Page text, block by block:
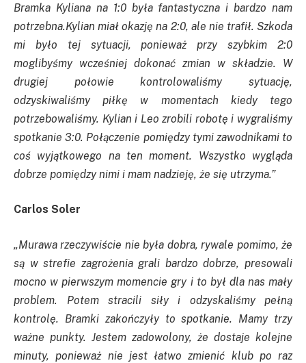
Bramka Kyliana na 1:0 była fantastyczna i bardzo nam
potrzebna.Kylian miał okazję na 2:0, ale nie trafił. Szkoda
mi było tej sytuacji, ponieważ przy szybkim 2:0
moglibyśmy wcześniej dokonać zmian w składzie. W
drugiej połowie kontrolowaliśmy sytuację,
odzyskiwaliśmy piłkę w momentach kiedy tego
potrzebowaliśmy. Kylian i Leo zrobili robotę i wygraliśmy
spotkanie 3:0. Połączenie pomiędzy tymi zawodnikami to
coś wyjątkowego na ten moment. Wszystko wygląda
dobrze pomiędzy nimi i mam nadzieję, że się utrzyma.”
Carlos Soler
„Murawa rzeczywiście nie była dobra, rywale pomimo, że
są w strefie zagrożenia grali bardzo dobrze, presowali
mocno w pierwszym momencie gry i to był dla nas mały
problem. Potem stracili siły i odzyskaliśmy pełną
kontrolę. Bramki zakończyły to spotkanie. Mamy trzy
ważne punkty. Jestem zadowolony, że dostaje kolejne
minuty, ponieważ nie jest łatwo zmienić klub po raz